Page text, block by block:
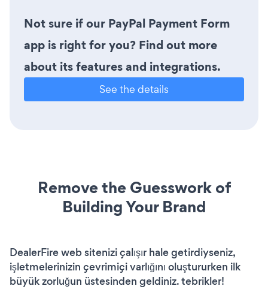
Not sure if our PayPal Payment Form
app is right for you? Find out more
about its features and integrations.
See the details
Remove the Guesswork of
Building Your Brand
DealerFire web sitenizi çalışır hale getirdiyseniz,
işletmelerinizin çevrimiçi varlığını oluştururken ilk
büyük zorluğun üstesinden geldiniz. tebrikler!